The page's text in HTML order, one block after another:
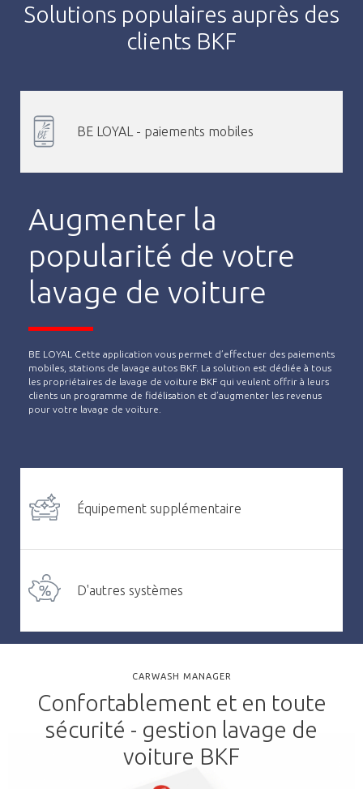
Solutions populaires auprès des
clients BKF
BE LOYAL - paiements mobiles
Augmenter la
popularité de votre
lavage de voiture
BE LOYAL Cette application vous permet d’effectuer des paiements
mobiles, stations de lavage autos BKF. La solution est dédiée à tous
les propriétaires de lavage de voiture BKF qui veulent offrir à leurs
clients un programme de fidélisation et d’augmenter les revenus
pour votre lavage de voiture.
Équipement supplémentaire
D'autres systèmes
CARWASH MANAGER
Confortablement et en toute
sécurité - gestion lavage de
voiture BKF